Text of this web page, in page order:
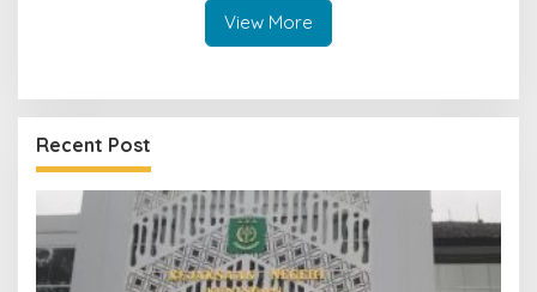
View More
Recent Post